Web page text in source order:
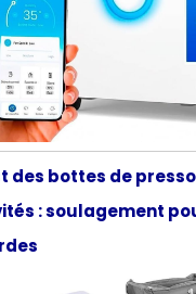
des bottes de
: soulagement